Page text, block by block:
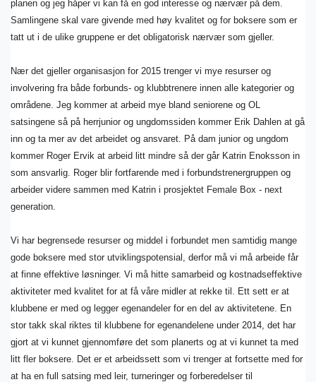
planen og jeg håper vi kan få en god interesse og nærvær på dem.
Samlingene skal vare givende med høy kvalitet og for boksere som er
tatt ut i de ulike gruppene er det obligatorisk nærvær som gjeller.
Nær det gjeller organisasjon for 2015 trenger vi mye resurser og
involvering fra både forbunds- og klubbtrenere innen alle kategorier og
områdene. Jeg kommer at arbeid mye bland seniorene og OL
satsingene så på herrjunior og ungdomssiden kommer Erik Dahlen at gå
inn og ta mer av det arbeidet og ansvaret. På dam junior og ungdom
kommer Roger Ervik at arbeid litt mindre så der går Katrin Enoksson in
som ansvarlig. Roger blir fortfarende med i forbundstrenergruppen og
arbeider videre sammen med Katrin i prosjektet Female Box - next
generation.
Vi har begrensede resurser og middel i forbundet men samtidig mange
gode boksere med stor utviklingspotensial, derfor må vi må arbeide får
at finne effektive løsninger. Vi må hitte samarbeid og kostnadseffektive
aktiviteter med kvalitet for at få våre midler at rekke til. Ett sett er at
klubbene er med og legger egenandeler for en del av aktivitetene. En
stor takk skal riktes til klubbene for egenandelene under 2014, det har
gjort at vi kunnet gjennomføre det som planerts og at vi kunnet ta med
litt fler boksere. Det er et arbeidssett som vi trenger at fortsette med for
at ha en full satsing med leir, turneringer og forberedelser til